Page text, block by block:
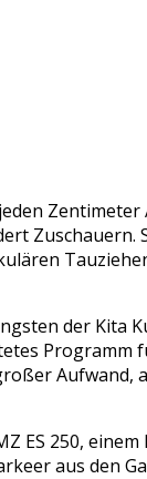
Zentimeter
Zuschauern.
der Kita
Programm
Aufwand,
ES 250,
aus den